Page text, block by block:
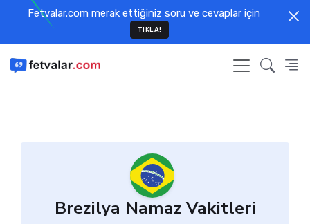
Fetvalar.com merak ettiğiniz soru ve cevaplar için
TIKLA!
Brezilya Namaz Vakitleri